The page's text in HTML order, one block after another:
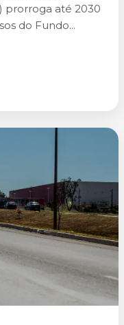
prorroga até 2030
do Fundo...